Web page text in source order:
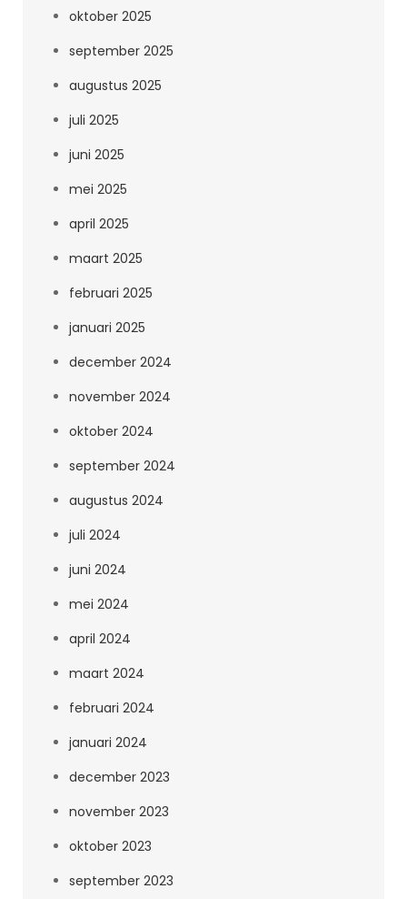
oktober 2025
september 2025
augustus 2025
juli 2025
juni 2025
mei 2025
april 2025
maart 2025
februari 2025
januari 2025
december 2024
november 2024
oktober 2024
september 2024
augustus 2024
juli 2024
juni 2024
mei 2024
april 2024
maart 2024
februari 2024
januari 2024
december 2023
november 2023
oktober 2023
september 2023